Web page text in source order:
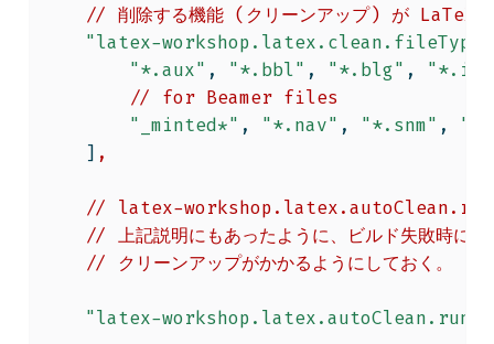
// 削除する機能 (クリーンアップ) が LaTeX
"latex-
"*.aux" , "*.bbl" , "*.blg" ,
//
for Beamer files
"_minted*" , "*.nav" , "*.snm" ,
] ,
//
latex-
// 上記説明にもあったように、ビルド失敗時に
//
クリーンアップがかかるようにしておく。
"latex-workshop.latex.autoClean.run"